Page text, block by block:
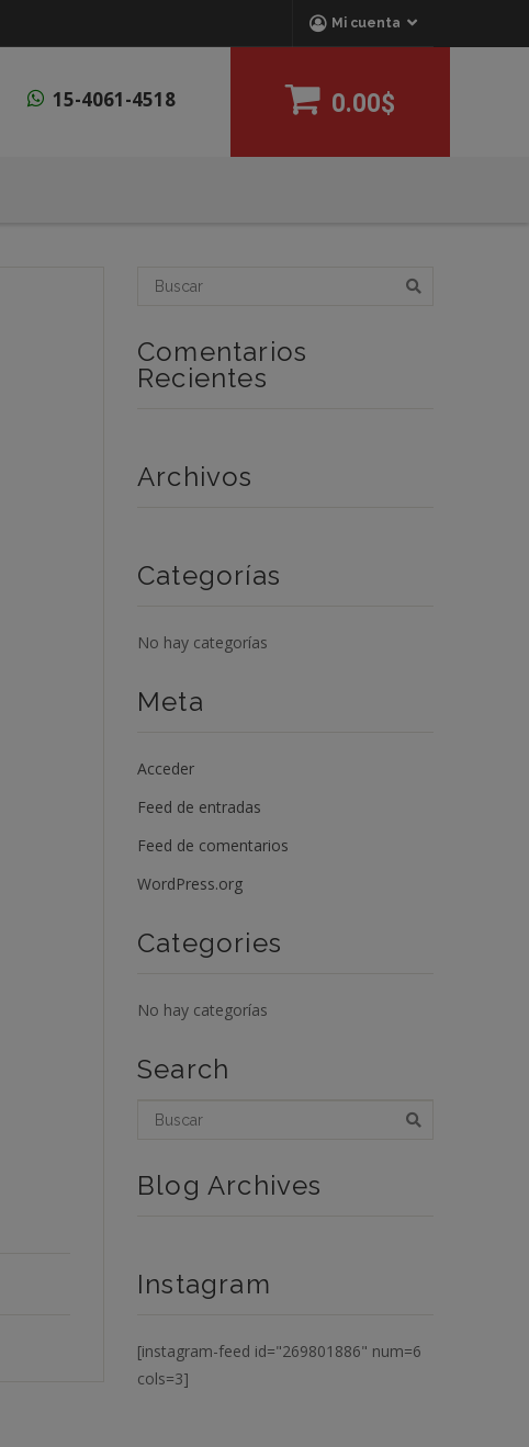
Mi cuenta
15-4061-4518 0.00$
Comentarios
Recientes
Archivos
Categorías
No hay categorías
Meta
Acceder
Feed de entradas
Feed de comentarios
WordPress.org
Categories
No hay categorías
Search
Blog Archives
Instagram
[instagram-feed id="269801886" num=6
cols=3]